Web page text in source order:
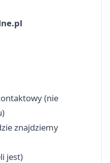
(nie
znajdziemy
jest)